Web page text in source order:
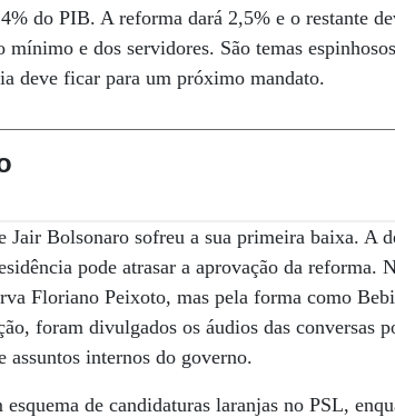
do PIB. A reforma dará 2,5% e o restante
e dos servidores. São temas
deve ficar para um próximo mandato.
Jair Bolsonaro sofreu a sua primeira baixa. A
pode atrasar a aprovação da reforma.
Floriano Peixoto, mas pela forma como
foram divulgados os áudios das conversas
assuntos internos do governo.
de candidaturas laranjas no PSL,